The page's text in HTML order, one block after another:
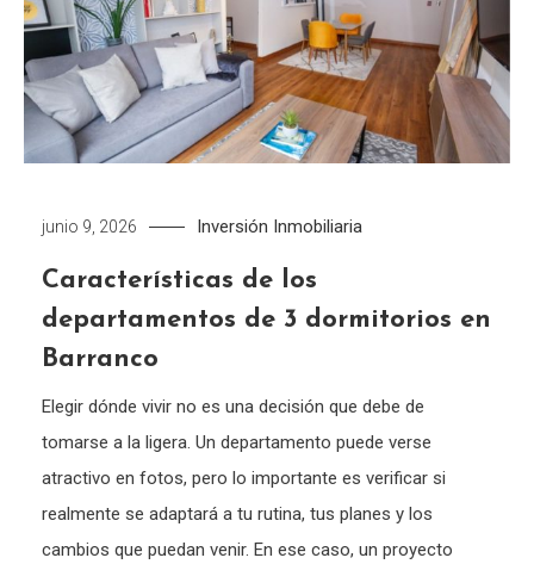
junio 9, 2026 Inversión Inmobiliaria
Características de los
departamentos de 3 dormitorios en
Barranco
Elegir dónde vivir no es una decisión que debe de
tomarse a la ligera. Un departamento puede verse
atractivo en fotos, pero lo importante es verificar si
realmente se adaptará a tu rutina, tus planes y los
cambios que puedan venir. En ese caso, un proyecto